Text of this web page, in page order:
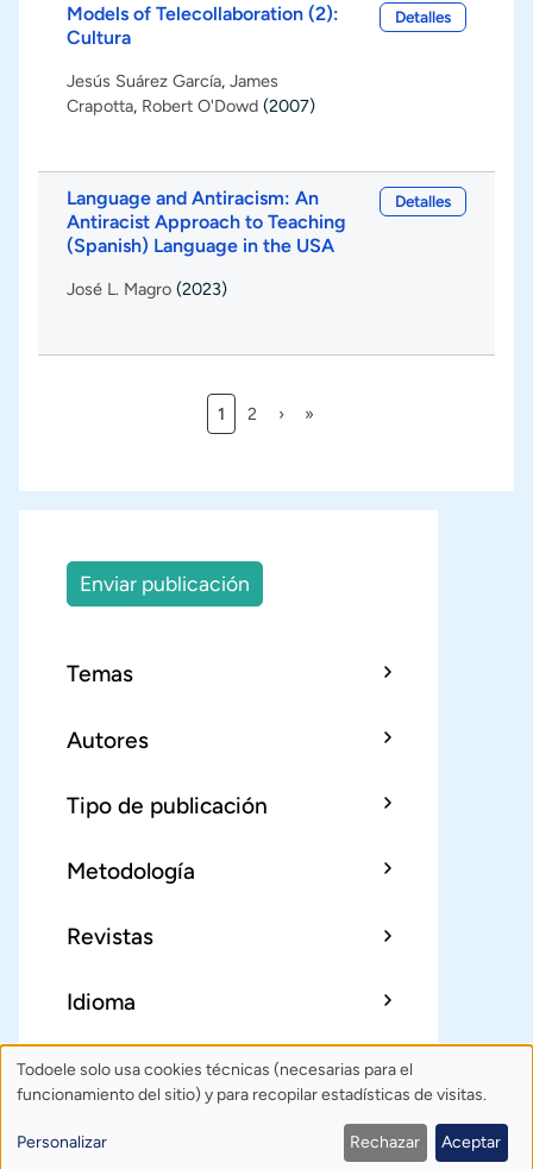
Models of Telecollaboration (2):
Cultura
Jesús Suárez García, James
Crapotta, Robert O'Dowd (2007)
Detalles
Language and Antiracism: An
Antiracist Approach to Teaching
(Spanish) Language in the USA
José L. Magro (2023)
Detalles
Paginación
Página actual
1 Página
2 Siguiente página
› Última página
»
Enviar publicación
Temas
Autores
Tipo de publicación
Metodología
Revistas
Idioma
Sobre TodoeleÍndice Publica
Política de privacidad
Uso
datos
Todoele solo usa cookies técnicas (necesarias para el
funcionamiento del sitio) y para recopilar estadísticas de visitas.
Personalizar Rechazar Aceptar